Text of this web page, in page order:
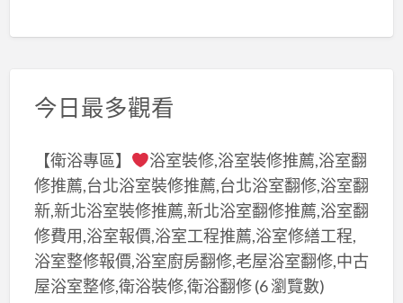
今日最多觀看
【衛浴專區】
浴室裝修,浴室裝修推薦,浴室翻
修推薦,台北浴室裝修推薦,台北浴室翻修,浴室翻
新,新北浴室裝修推薦,新北浴室翻修推薦,浴室翻
修費用,浴室報價,浴室工程推薦,浴室修繕工程,
浴室整修報價,浴室廚房翻修,老屋浴室翻修,中古
屋浴室整修,衛浴裝修,衛浴翻修(6 瀏覽數)